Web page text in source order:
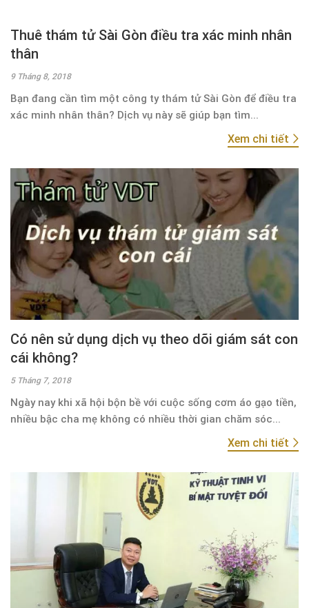
Thuê thám tử Sài Gòn điều tra xác minh nhân
thân
9 Tháng 8, 2018
Bạn đang cần tìm một công ty thám tử Sài Gòn để điều tra
xác minh nhân thân? Dịch vụ này sẽ giúp bạn tìm...
Xem chi tiết
Có nên sử dụng dịch vụ theo dõi giám sát con
cái không?
5 Tháng 7, 2018
Ngày nay khi xã hội bộn bề với cuộc sống cơm áo gạo tiền,
nhiều bậc cha mẹ không có nhiều thời gian chăm sóc...
Xem chi tiết